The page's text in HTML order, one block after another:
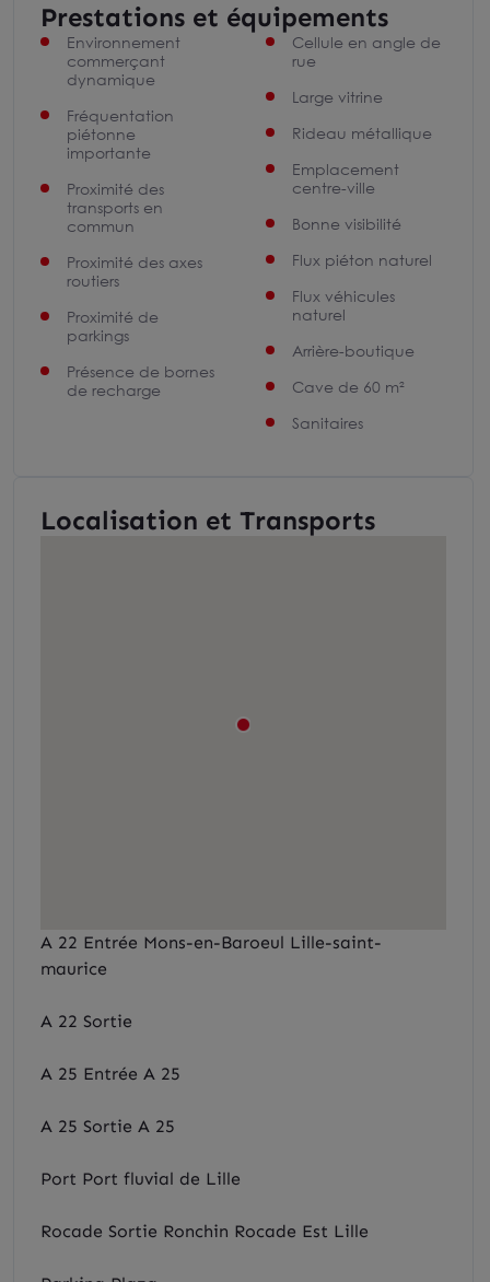
Prestations et équipements
Environnement
commerçant
dynamique
Fréquentation
piétonne
importante
Proximité des
transports en
commun
Proximité des axes
routiers
Proximité de
parkings
Présence de bornes
de recharge
Cellule en angle de
rue
Large vitrine
Rideau métallique
Emplacement
centre-ville
Bonne visibilité
Flux piéton naturel
Flux véhicules
naturel
Arrière-boutique
Cave de 60 m²
Sanitaires
Localisation et Transports
A 22 Entrée Mons-en-Baroeul Lille-saint-
maurice
A 22 Sortie
A 25 Entrée A 25
A 25 Sortie A 25
Port Port fluvial de Lille
Rocade Sortie Ronchin Rocade Est Lille